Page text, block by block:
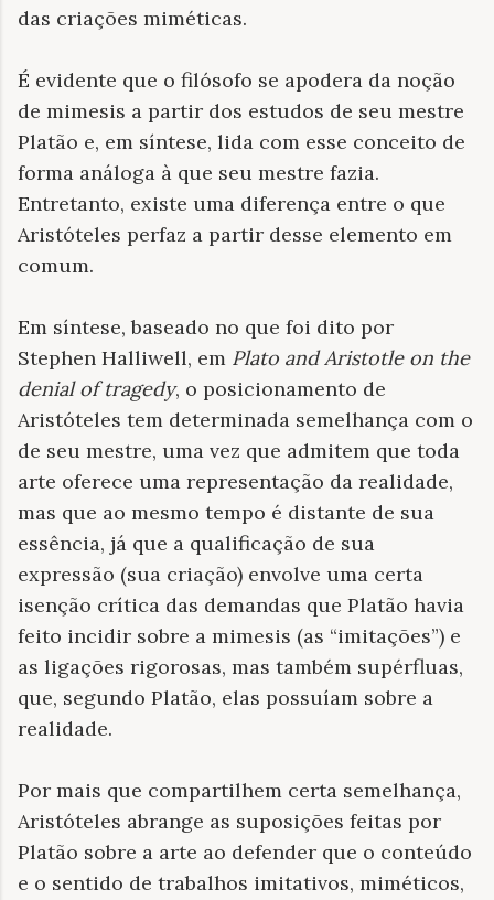
das criações miméticas.
É evidente que o filósofo se apodera da noção
de mimesis a partir dos estudos de seu mestre
Platão e, em síntese, lida com esse conceito de
forma análoga à que seu mestre fazia.
Entretanto, existe uma diferença entre o que
Aristóteles perfaz a partir desse elemento em
comum.
Em síntese, baseado no que foi dito por
Stephen Halliwell, em Plato and Aristotle on the
denial of tragedy, o posicionamento de
Aristóteles tem determinada semelhança com o
de seu mestre, uma vez que admitem que toda
arte oferece uma representação da realidade,
mas que ao mesmo tempo é distante de sua
essência, já que a qualificação de sua
expressão (sua criação) envolve uma certa
isenção crítica das demandas que Platão havia
feito incidir sobre a mimesis (as “imitações”) e
as ligações rigorosas, mas também supérfluas,
que, segundo Platão, elas possuíam sobre a
realidade.
Por mais que compartilhem certa semelhança,
Aristóteles abrange as suposições feitas por
Platão sobre a arte ao defender que o conteúdo
e o sentido de trabalhos imitativos, miméticos,